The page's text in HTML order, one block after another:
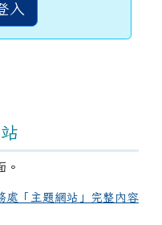
入
。
處「主題網站」完整內容